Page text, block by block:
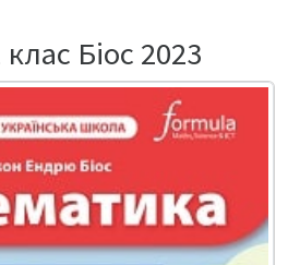
Біос 2023